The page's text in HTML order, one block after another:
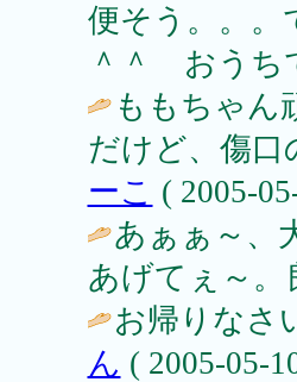
便そう。。。
＾＾ おう
ももちゃん
だけど、傷
ーこ ( 2005-
あぁぁ～、
あげてぇ～。
お帰りなさ
ん ( 2005-05-